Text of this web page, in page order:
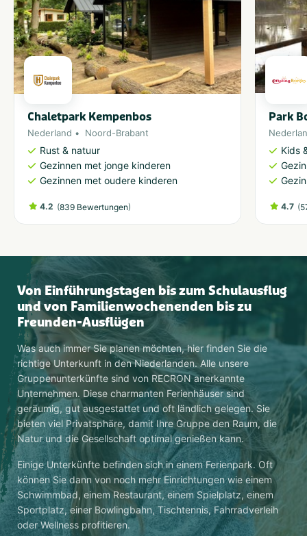
Chaletpark Kempenbos
Nederland Noord-Brabant
Rust & natuur
Gezinnen met jonge kinderen
Gezinnen met oudere kinderen
4.2 (839 Bewertungen)
Park
Kids
4.7 (
Von Einführungstagen bis zum Schulausflug
und von Familienwochenenden bis zu
Freunden-Ausflügen
Was auch immer Sie planen möchten, hier finden Sie die
richtige Unterkunft in den Niederlanden. Alle unsere
Gruppenunterkünfte sind von RECRON anerkannte
Unternehmen. Diese charmanten Ferienhäuser sind
geräumig, gut ausgestattet und oft ländlich gelegen. Sie
bieten viel Privatsphäre, damit Ihre Gruppe den Raum, die
Natur und die Gesellschaft optimal genießen kann.
Einige Unterkünfte befinden sich in einem Ferienpark. Oft
können Sie dann von noch mehr Einrichtungen wie einem
Schwimmbad, einem Restaurant, einem Spielplatz, einem
Sportplatz, einer Bowlingbahn, Tischtennis, Fahrradverleih
oder Wellness profitieren.